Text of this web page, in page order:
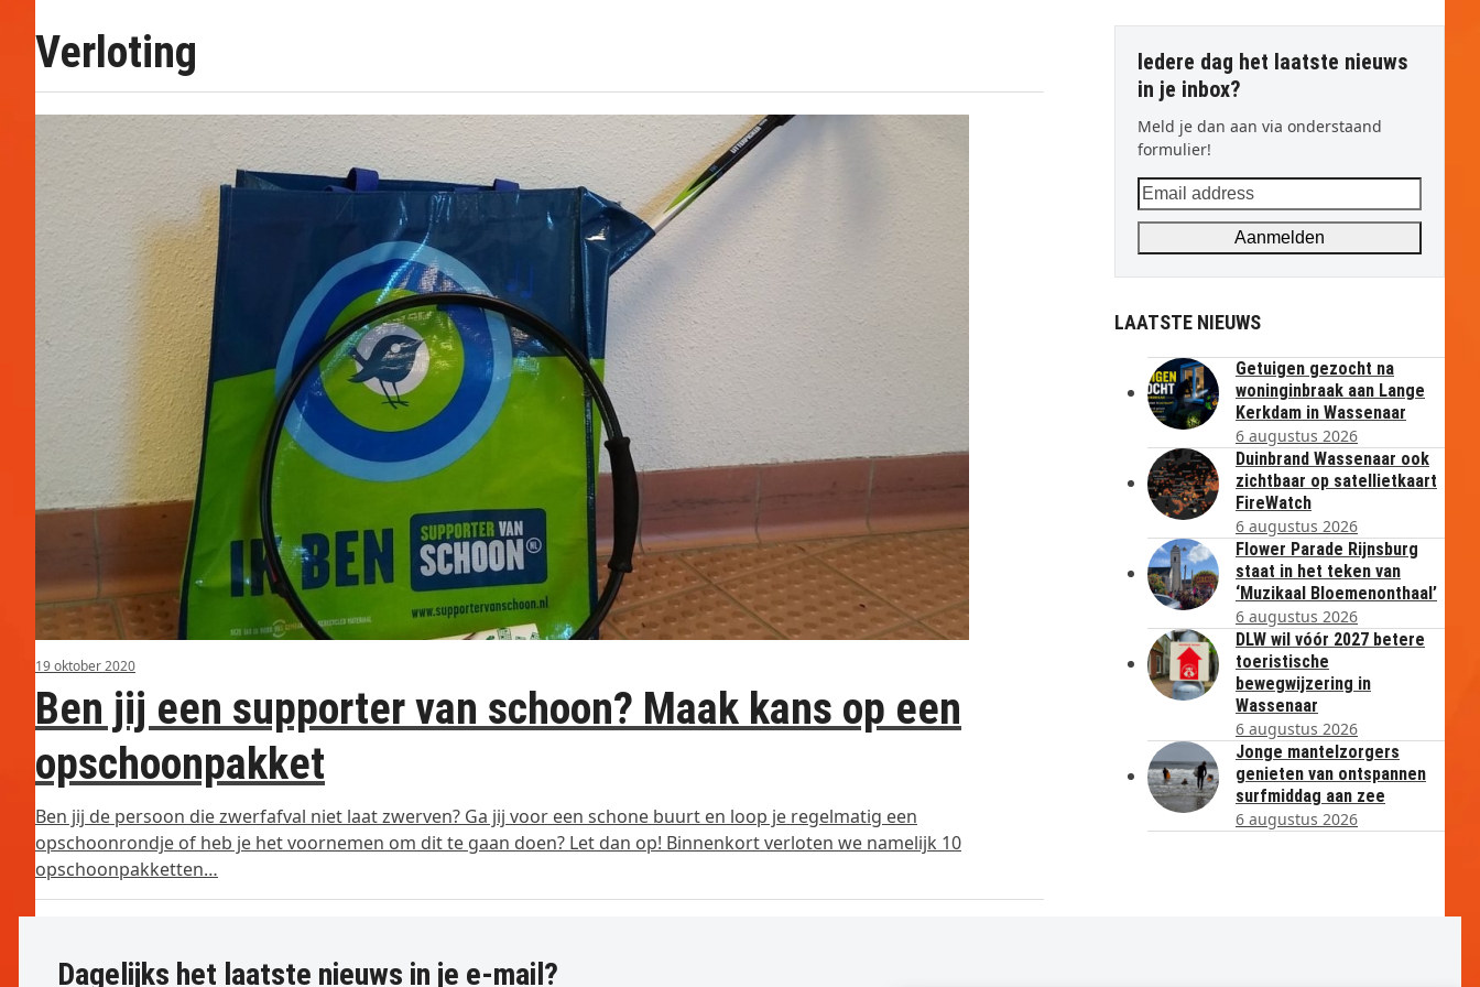
Verloting
19 oktober 2020
Ben jij een supporter van schoon? Maak kans op een
opschoonpakket
Ben jij de persoon die zwerfafval niet laat zwerven? Ga jij voor een schone buurt en loop je regelmatig een
opschoonrondje of heb je het voornemen om dit te gaan doen? Let dan op! Binnenkort verloten we namelijk 10
opschoonpakketten…
Iedere dag het laatste nieuws
in je inbox?
Meld je dan aan via onderstaand
formulier!
Email
address
Aanmelden
LAATSTE NIEUWS
Getuigen gezocht na
woninginbraak aan Lange
Kerkdam in Wassenaar
6 augustus 2026
Duinbrand Wassenaar ook
zichtbaar op satellietkaart
FireWatch
6 augustus 2026
Flower Parade Rijnsburg
staat in het teken van
‘Muzikaal Bloemenonthaal’
6 augustus 2026
DLW wil vóór 2027 betere
toeristische
bewegwijzering in
Wassenaar
6 augustus 2026
Jonge mantelzorgers
genieten van ontspannen
surfmiddag aan zee
6 augustus 2026
Dagelijks het laatste nieuws in je e-mail?